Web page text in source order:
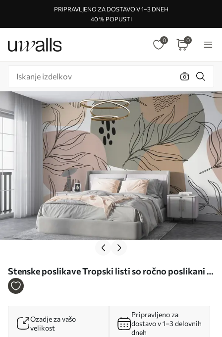
PRIPRAVLJENO ZA DOSTAVO V 1–3 DNEH
40 % POPUSTI
0 0
Stenske poslikave Tropski listi so ročno poslikani v
brezšivnem vzorcu Št. u99422
Ozadje za vašo
velikost
Pripravljeno za
dostavo v 1–3 delovnih
dneh